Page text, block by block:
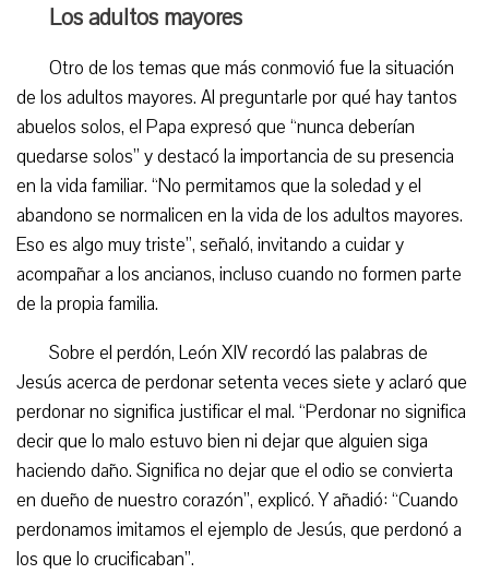
Los adultos mayores
Otro de los temas que más conmovió fue la situación
de los adultos mayores. Al preguntarle por qué hay tantos
abuelos solos, el Papa expresó que “nunca deberían
quedarse solos” y destacó la importancia de su presencia
en la vida familiar. “No permitamos que la soledad y el
abandono se normalicen en la vida de los adultos mayores.
Eso es algo muy triste”, señaló, invitando a cuidar y
acompañar a los ancianos, incluso cuando no formen parte
de la propia familia.
Sobre el perdón, León XIV recordó las palabras de
Jesús acerca de perdonar setenta veces siete y aclaró que
perdonar no significa justificar el mal. “Perdonar no significa
decir que lo malo estuvo bien ni dejar que alguien siga
haciendo daño. Significa no dejar que el odio se convierta
en dueño de nuestro corazón”, explicó. Y añadió: “Cuando
perdonamos imitamos el ejemplo de Jesús, que perdonó a
los que lo crucificaban”.